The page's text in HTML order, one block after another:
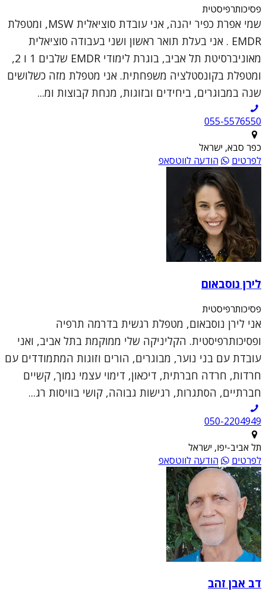
פסיכותרפיסטית
שמי אפרת כפיר יהנה, אני עובדת סוציאלית MSW, ומטפלת
EMDR . אני בעלת תואר ראשון ושני בעבודה סוציאלית
מאוניברסיטת תל אביב, בוגרת לימודי EMDR שלבים 1 ו 2,
ומטפלת בקונסטלציה משפחתית. אני מטפלת מזה כשלושים
שנה במבוגרים, ביחידים ובזוגות, מנחת קבוצות ומ...
055-5576550
כפר סבא, ישראל
לפרטים
הודעה לווטסאפ
לירן נוסבאום
פסיכותרפיסטית
אני לירן נוסבאום, מטפלת רגשית בדרמה תרפיה
ופסיכותרפיסטית. הקליניקה שלי ממוקמת בתל אביב, ואני
עובדת עם בני נוער, מבוגרים, הורים וזוגות המתמודדים עם
חרדות, חרדה חברתית, דיכאון, דימוי עצמי נמוך, קשיים
חברתיים, הסתגרות, רגישות גבוהה, קושי בוויסות רג...
050-2204949
תל אביב-יפו, ישראל
לפרטים
הודעה לווטסאפ
דב אבן זהב